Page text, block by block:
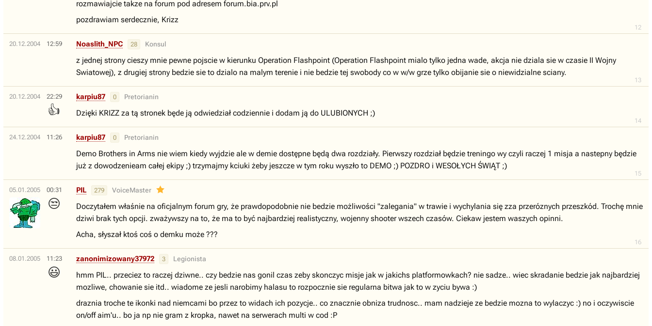
12
rozmawiajcie takze na forum pod adresem forum.bia.prv.pl
pozdrawiam serdecznie, Krizz
20.12.2004 12:59
13
Noaslith_NPC 28 Konsul
z jednej strony cieszy mnie pewne pojscie w kierunku Operation Flashpoint (Operation Flashpoint mialo tylko jedna wade, akcja nie dziala sie w czasie II Wojny
Swiatowej), z drugiej strony bedzie sie to dzialo na malym terenie i nie bedzie tej swobody co w w/w grze tylko obijanie sie o niewidzialne sciany.
20.12.2004 22:29
👍
14
karpiu87 0 Pretorianin
Dzięki KRIZZ za tą stronek będe ją odwiedział codziennie i dodam ją do ULUBIONYCH ;)
24.12.2004 11:26
15
karpiu87 0 Pretorianin
Demo Brothers in Arms nie wiem kiedy wyjdzie ale w demie dostępne będą dwa rozdziały. Pierwszy rozdział będzie treningo wy czyli raczej 1 misja a nastepny będzie
już z dowodzenieam całej ekipy ;) trzymajmy kciuki żeby jeszcze w tym roku wyszło to DEMO ;) POZDRO i WESOŁYCH ŚWIĄT ;)
05.01.2005 00:31
😒
16
PIL 279 VoiceMaster
Doczytałem właśnie na oficjalnym forum gry, że prawdopodobnie nie bedzie możliwości "zalegania" w trawie i wychylania się zza przeróznych przeszkód. Trochę mnie
dziwi brak tych opcji. zważywszy na to, że ma to być najbardziej realistyczny, wojenny shooter wszech czasów. Ciekaw jestem waszych opinni.
Acha, słyszał ktoś coś o demku może ???
08.01.2005 11:23
😃
zanonimizowany37972 3 Legionista
hmm PIL.. przeciez to raczej dziwne.. czy bedzie nas gonil czas zeby skonczyc misje jak w jakichs platformowkach? nie sadze.. wiec skradanie bedzie jak najbardziej
mozliwe, chowanie sie itd.. wiadome ze jesli narobimy halasu to rozpocznie sie regularna bitwa jak to w zyciu bywa :)
draznia troche te ikonki nad niemcami bo przez to widach ich pozycje.. co znacznie obniza trudnosc.. mam nadzieje ze bedzie mozna to wylaczyc :) no i oczywiscie
on/off aim'u.. bo ja np nie gram z kropka, nawet na serwerach multi w cod :P